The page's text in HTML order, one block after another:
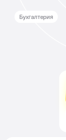
Бухгалтерия